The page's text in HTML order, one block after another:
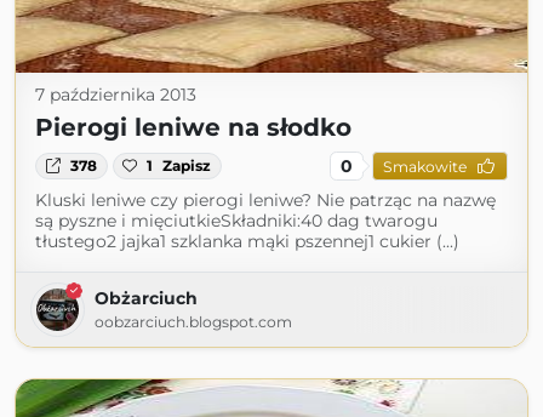
7 października 2013
Pierogi leniwe na słodko
378 1 Zapisz 0 Smakowite
Kluski leniwe czy pierogi leniwe? Nie patrząc na nazwę
są pyszne i mięciutkieSkładniki:40 dag twarogu
tłustego2 jajka1 szklanka mąki pszennej1 cukier (...)
Obżarciuch
oobzarciuch.blogspot.com